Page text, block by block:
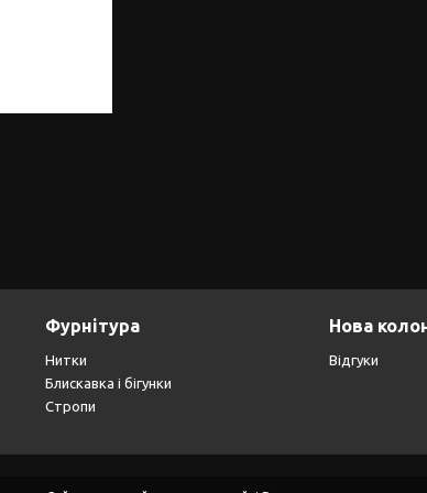
Фурнітура
Нитки
Блискавка і бігунки
Стропи
Нова
Відгуки